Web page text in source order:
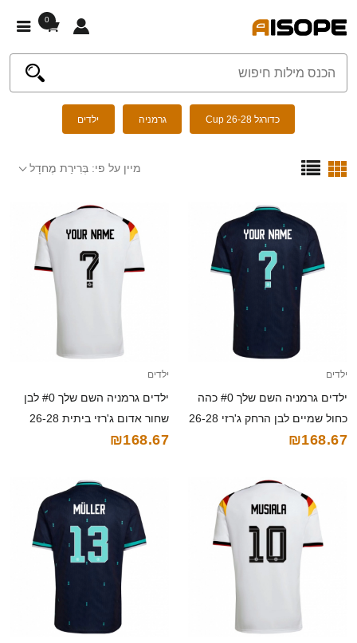
0
כדורגל Cup 26-28 גרמניה ילדים
מיין על פי: בְּרִירַת מֶחדָל
ילדים
ילדים גרמניה השם שלך #0 כהה
כחול שמיים לבן הרחק ג'רזי 26-28
חולצה קצרה
₪168.67
ילדים
ילדים גרמניה השם שלך #0 לבן
שחור אדום ג'רזי ביתית 26-28
חולצה קצרה
₪168.67